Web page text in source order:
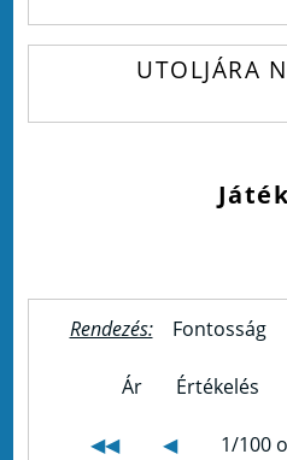
UTOLJÁRA
Rendezés: Fontosság
Ár Értékelés
◀◀ ◀ 1/100